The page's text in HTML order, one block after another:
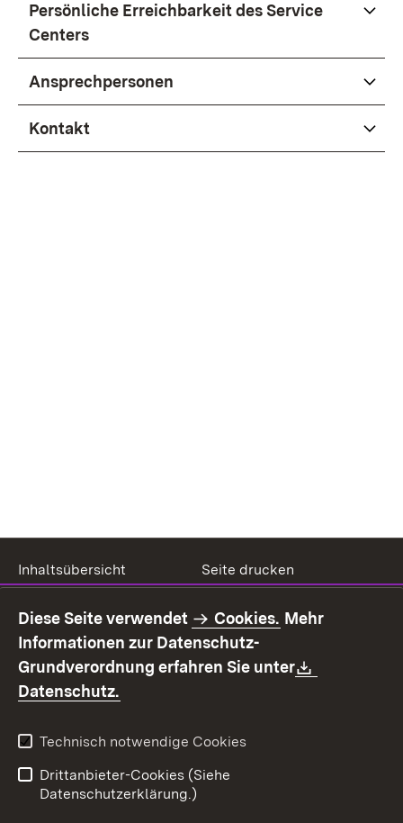
Persönliche Erreichbarkeit des Service
Centers
Ansprechpersonen
Kontakt
Inhaltsübersicht
Seite drucken
Benutzungshinweise
Erklärung zur
Barrierefreiheit
Kontakt
Fehlerhaften Link melden
Diese Seite verwendet Cookies. Mehr
Informationen zur Datenschutz-
Grundverordnung erfahren Sie unter
Datenschutz.
Technisch notwendige Cookies
Drittanbieter-Cookies (Siehe
Datenschutzerklärung.)